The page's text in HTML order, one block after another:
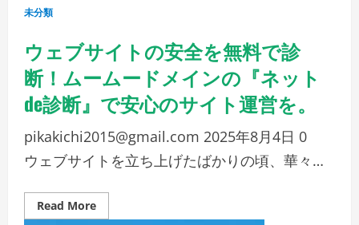
上
UP！
導
補
活
無
料
別
相
談
未分類
ウェブサイトの安全を無料で診
断！ムームードメインの『ネット
de診断』で安心のサイト運営を。
pikakichi2015@gmail.com 2025年8月4日 0
ウェブサイトを立ち上げたばかりの頃、華々…
Read MoreRead
more